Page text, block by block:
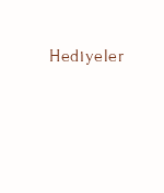
Hediyeler